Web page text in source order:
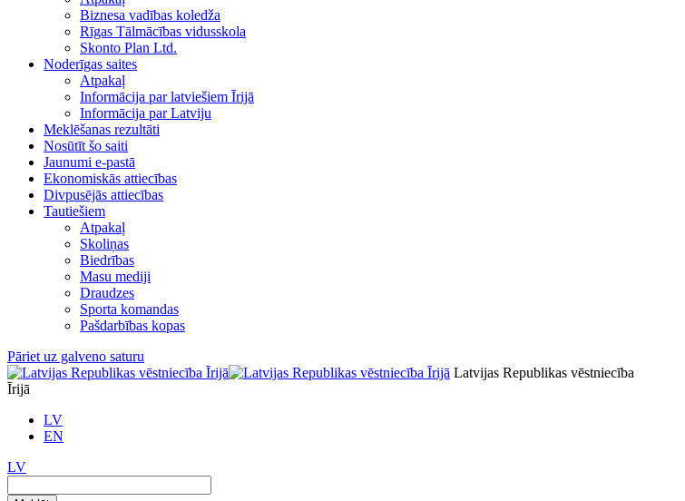
Biznesa vadības koledža
Rīgas Tālmācības vidusskola
Skonto Plan Ltd.
Noderīgas saites
Atpakaļ
Informācija par latviešiem Īrijā
Informācija par Latviju
Meklēšanas rezultāti
Nosūtīt šo saiti
Jaunumi e-pastā
Ekonomiskās attiecības
Divpusējās attiecības
Tautiešiem
Atpakaļ
Skoliņas
Biedrības
Masu mediji
Draudzes
Sporta komandas
Pašdarbības kopas
Pāriet uz galveno saturu
Latvijas Republikas vēstniecība
Īrijā
LV
EN
LV